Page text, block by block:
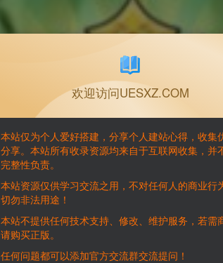
欢迎访问UESXZ.COM
本站仅为个人爱好搭建，分享个人建站心得，收集
分享。本站所有收录资源均来自于互联网收集，并
完整性负责。
本站资源仅供学习交流之用，不对任何人的商业行
切勿非法用途！
本站不提供任何技术支持、修改、维护服务，若需
请购买正版。
任何问题都可以添加官方交流群交流提问！